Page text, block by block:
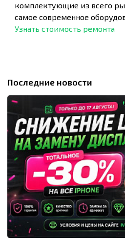
комплектующие из всего
самое современное
Узнать стоимость ремонта
Последние новости